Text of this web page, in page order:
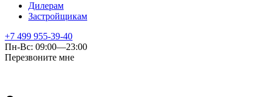
Дилерам
Застройщикам
+7 499 955-39-40
Пн-Вс: 09:00—23:00
Перезвоните мне